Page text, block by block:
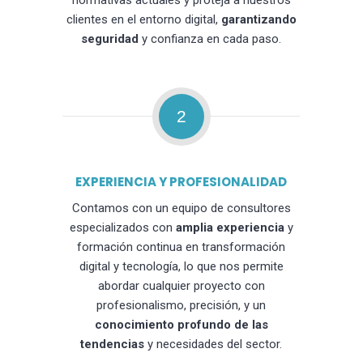
clientes en el entorno digital, garantizando
seguridad y confianza en cada paso.
2
EXPERIENCIA Y PROFESIONALIDAD
Contamos con un equipo de consultores
especializados con amplia experienciay
formación continua en transformación
digital y tecnología, lo que nos permite
abordar cualquier proyecto con
profesionalismo, precisión, y un
conocimiento profundo de las
tendencias y necesidades del sector.